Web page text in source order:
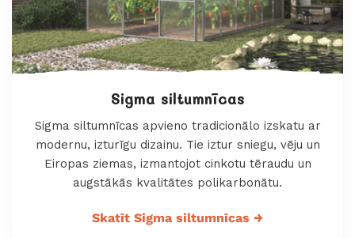
Sigma siltumnīcas
Sigma siltumnīcas apvieno tradicionālo izskatu ar
modernu, izturīgu dizainu. Tie iztur sniegu, vēju un
Eiropas ziemas, izmantojot cinkotu tēraudu un
augstākās kvalitātes polikarbonātu.
Skatīt Sigma siltumnīcas →